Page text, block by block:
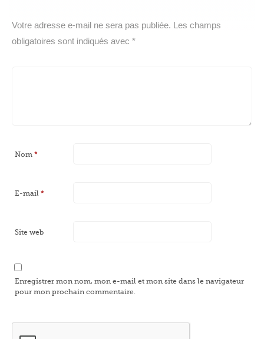
Votre adresse e-mail ne sera pas publiée. Les champs
obligatoires sont indiqués avec *
Nom *
E-mail *
Site web
Enregistrer mon nom, mon e-mail et mon site dans le navigateur
pour mon prochain commentaire.